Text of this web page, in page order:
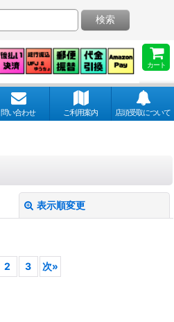
カート
検索
問い合わせ ご利用案内 店頭受取について
表示順変更
2 3 次»